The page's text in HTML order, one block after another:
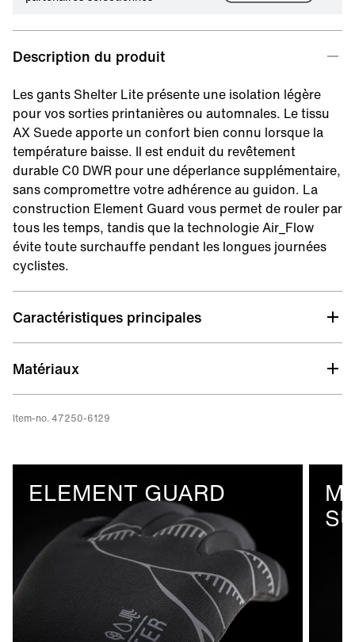
Description du produit
Les gants Shelter Lite présente une isolation légère
pour vos sorties printanières ou automnales. Le tissu
AX Suede apporte un confort bien connu lorsque la
température baisse. Il est enduit du revêtement
durable C0 DWR pour une déperlance supplémentaire,
sans compromettre votre adhérence au guidon. La
construction Element Guard vous permet de rouler par
tous les temps, tandis que la technologie Air_Flow
évite toute surchauffe pendant les longues journées
cyclistes.
Caractéristiques principales
AFT
Manchette allongée
Matériaux
Item-no. 47250-6129
ELEMENT GUARD